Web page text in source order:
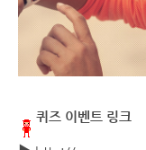
퀴즈 이벤트 링크